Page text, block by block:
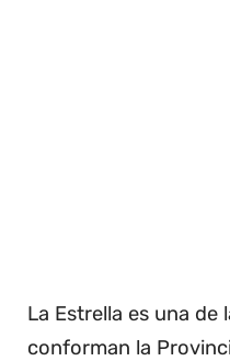
La Estrella es una de
conforman la